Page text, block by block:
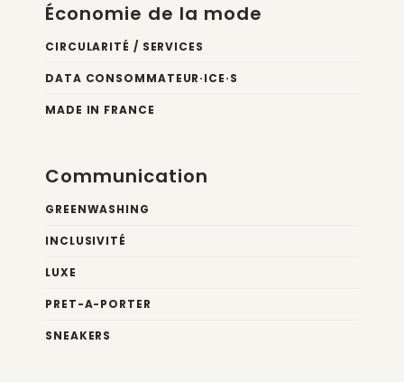
Économie de la mode
CIRCULARITÉ / SERVICES
DATA CONSOMMATEUR·ICE·S
MADE IN FRANCE
Communication
GREENWASHING
INCLUSIVITÉ
LUXE
PRET-A-PORTER
SNEAKERS